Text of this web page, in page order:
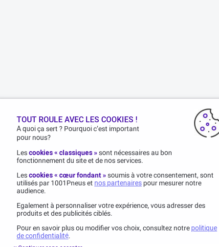
TOUT ROULE AVEC LES COOKIES !
A quoi ça sert ? Pourquoi c’est important
pour nous?
Lescookies « classiques »sont nécessaires au bon
fonctionnement du site et de nos services.
Lescookies « cœur fondant »soumis à votre consentement, sont
utilisés par 1001Pneus et nos partenaires pour mesurer notre
audience.
Egalement à personnaliser votre expérience, vous adresser des
produits et des publicités ciblés.
Pour en savoir plus ou modifier vos choix, consultez notre politique
de confidentialité.